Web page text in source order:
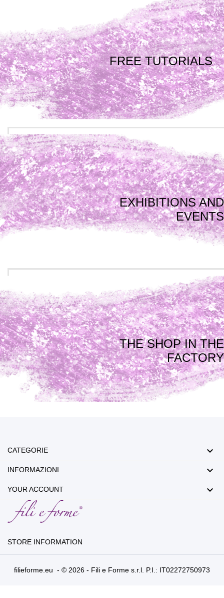
FREE TUTORIALS
EXHIBITIONS AND
EVENTS
THE SHOP IN THE
FACTORY
CATEGORIE 
INFORMAZIONI 
YOUR ACCOUNT 
STORE INFORMATION
filieforme.eu - © 2026 - Fili e Forme s.r.l. P.I.: IT02272750973